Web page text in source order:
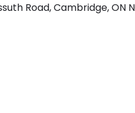
Road, Cambridge, ON